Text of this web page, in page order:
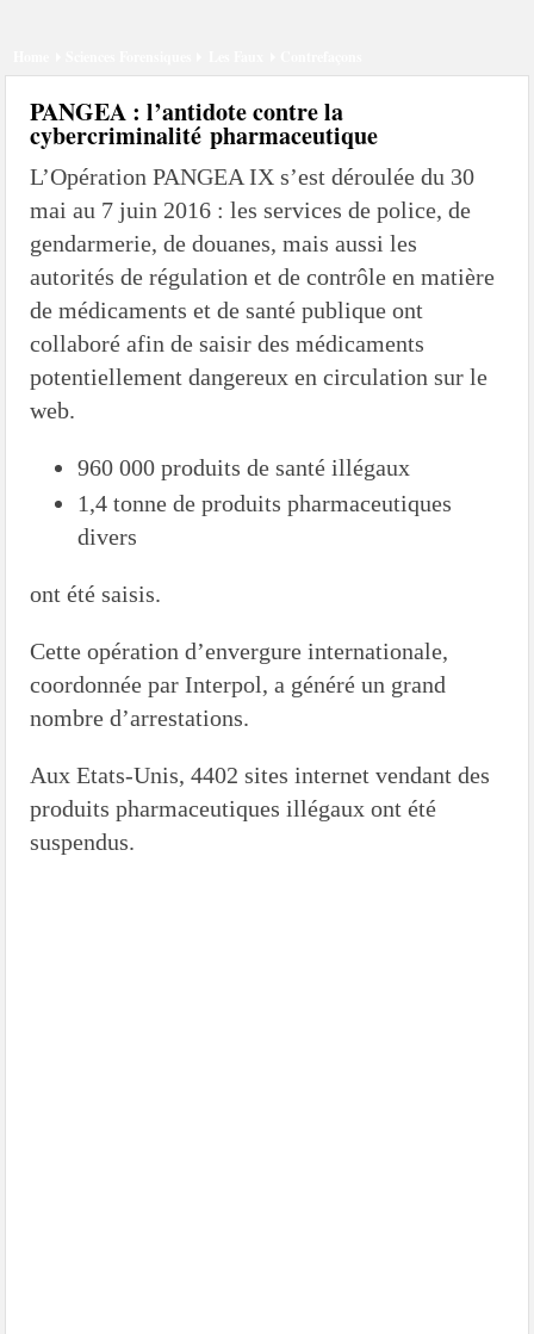
Facebook : son catalogue biométrique de Tags illégal ?
PANGEA : l’antidote contre la
cybercriminalité pharmaceutique
L’Opération PANGEA IX s’est déroulée du 30
mai au 7 juin 2016 : les services de police, de
gendarmerie, de douanes, mais aussi les
autorités de régulation et de contrôle en matière
de médicaments et de santé publique ont
collaboré afin de saisir des médicaments
potentiellement dangereux en circulation sur le
web.
960 000 produits de santé illégaux
1,4 tonne de produits pharmaceutiques
divers
ont été saisis.
Cette opération d’envergure internationale,
coordonnée par Interpol, a généré un grand
nombre d’arrestations.
Aux Etats-Unis, 4402 sites internet vendant des
produits pharmaceutiques illégaux ont été
suspendus.